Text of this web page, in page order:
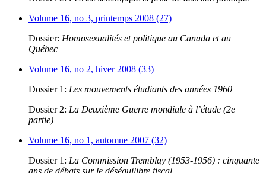
Volume 16, no 3, printemps 2008 (27)
Dossier: Homosexualités et politique au Canada et au
Québec
Volume 16, no 2, hiver 2008 (33)
Dossier 1: Les mouvements étudiants des années 1960
Dossier 2: La Deuxième Guerre mondiale à l’étude (2e
partie)
Volume 16, no 1, automne 2007 (32)
Dossier 1: La Commission Tremblay (1953-1956) : cinquante
ans de débats sur le déséquilibre fiscal